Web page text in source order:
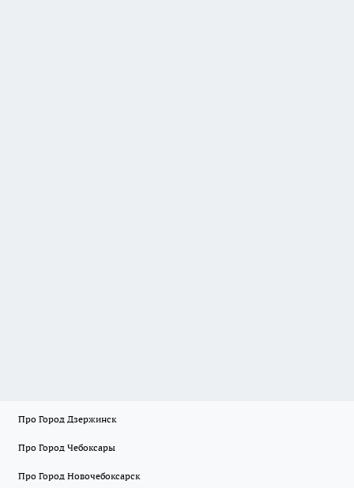
Про Город Дзержинск
Про Город Чебоксары
Про Город Новочебоксарск